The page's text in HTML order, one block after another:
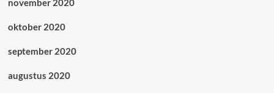
november 2020
oktober 2020
september 2020
augustus 2020